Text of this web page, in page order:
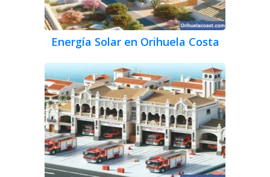
Energía Solar en Orihuela Costa